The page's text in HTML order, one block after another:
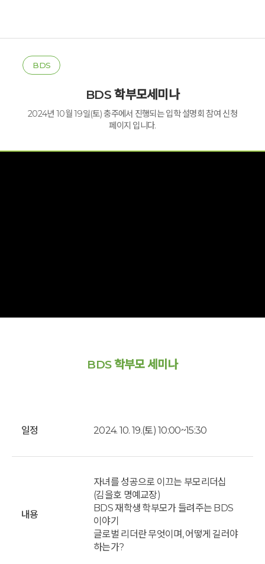
BDS
BDS 학부모세미나
2024년 10월 19일(토) 충주에서 진행되는 입학 설명회 참여 신청
페이지 입니다.
BDS 학부모 세미나
일정 2024. 10. 19.(토) 10:00~15:30
내용
자녀를 성공으로 이끄는 부모리더십
(김을호 명예교장)
BDS 재학생 학부모가 들려주는 BDS
이야기
글로벌 리더란 무엇이며, 어떻게 길러야
하는가?